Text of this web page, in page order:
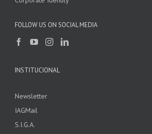
FOLLOW US ON SOCIAL MEDIA
INSTITUCIONAL
Newsletter
IAGMail
S.I.G.A.